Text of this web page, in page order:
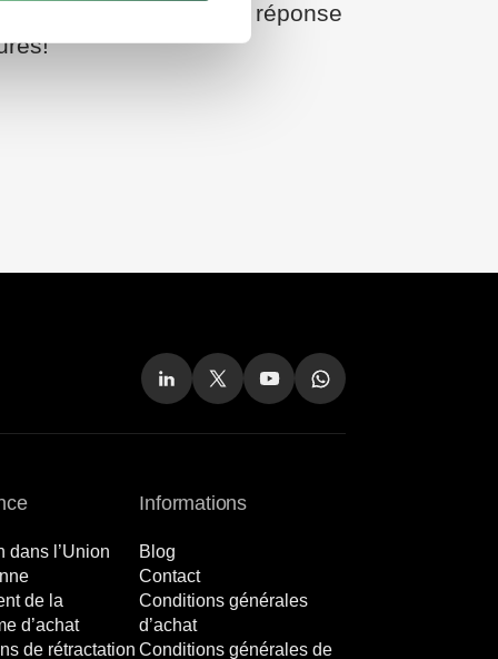
et vous recevrez une réponse
dans l’Union
de la
d’achat
de rétractation
Informations
Blog
Contact
Conditions générales
d’achat
Conditions générales de